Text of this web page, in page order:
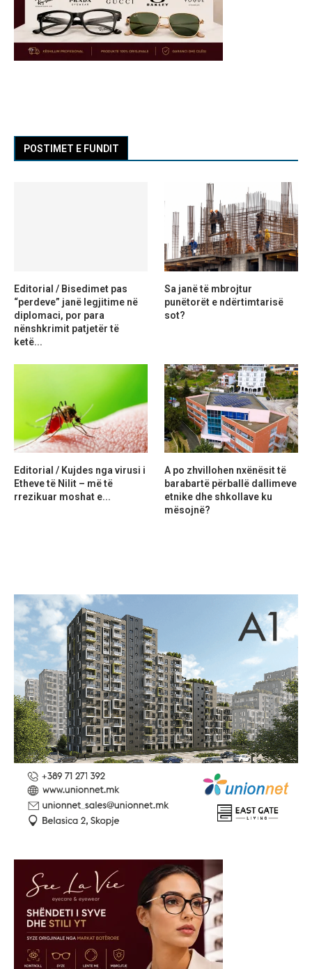
POSTIMET E FUNDIT
Editorial / Bisedimet pas
“perdeve” janë legjitime në
diplomaci, por para
nënshkrimit patjetër të
ketë...
Sa janë të mbrojtur
punëtorët e ndërtimtarisë
sot?
Editorial / Kujdes nga virusi i
Etheve të Nilit – më të
rrezikuar moshat e...
A po zhvillohen nxënësit të
barabartë përballë dallimeve
etnike dhe shkollave ku
mësojnë?